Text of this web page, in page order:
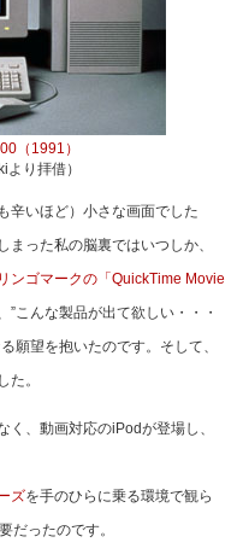
（1991）
より拝借）
辛いほど）小さな画面でした
った私の脳裏ではいつしか、
ンゴマークの「QuickTime Movie
”こんな製品が出て欲しい・・・
願望を抱いたのです。そして、
た。
く、動画対応のiPodが登場し、
ズを手のひらに乗る環境で観ら
だったのです。